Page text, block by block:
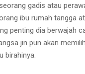
gadis atau
ibu rumah tangga
penting dia berwajah
jin pun akan
birahinya.